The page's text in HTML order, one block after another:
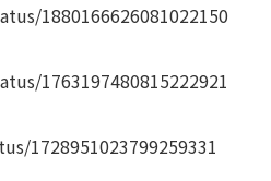
1880166626081022150
1763197480815222921
1728951023799259331